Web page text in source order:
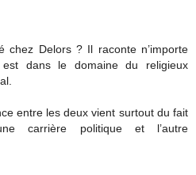
chez Delors ? Il raconte n’importe
dans le domaine du religieux
entre les deux vient surtout du fait
carrière politique et l’autre